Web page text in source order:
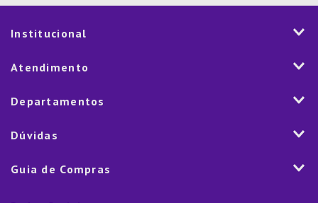
Institucional
História
Nossas Lojas
Marketplace
Atendimento
Fale Conosco
Trocas e Devoluções
Departamentos
Mesa
Eletroportáteis
Dúvidas
Como Comprar
Guia de Compras